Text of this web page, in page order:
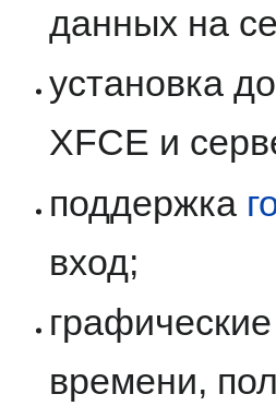
данных на
установка
XFCE и
поддержка
вход;
времени,